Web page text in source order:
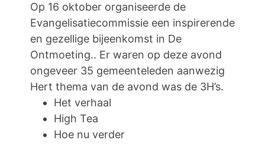
Op 16 oktober organiseerde de
Evangelisatiecommissie een inspirerende
en gezellige bijeenkomst in De
Ontmoeting.. Er waren op deze avond
ongeveer 35 gemeenteleden aanwezig
Hert thema van de avond was de 3H’s.
Het verhaal
High Tea
Hoe nu verder